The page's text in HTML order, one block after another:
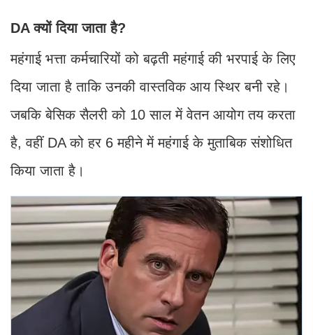
DA क्यों दिया जाता है?
महंगाई भत्ता कर्मचारियों को बढ़ती महंगाई की भरपाई के लिए
दिया जाता है ताकि उनकी वास्तविक आय स्थिर बनी रहे।
जबकि बेसिक सैलरी को 10 साल में वेतन आयोग तय करता
है, वहीं DA को हर 6 महीने में महंगाई के मुताबिक संशोधित
किया जाता है।